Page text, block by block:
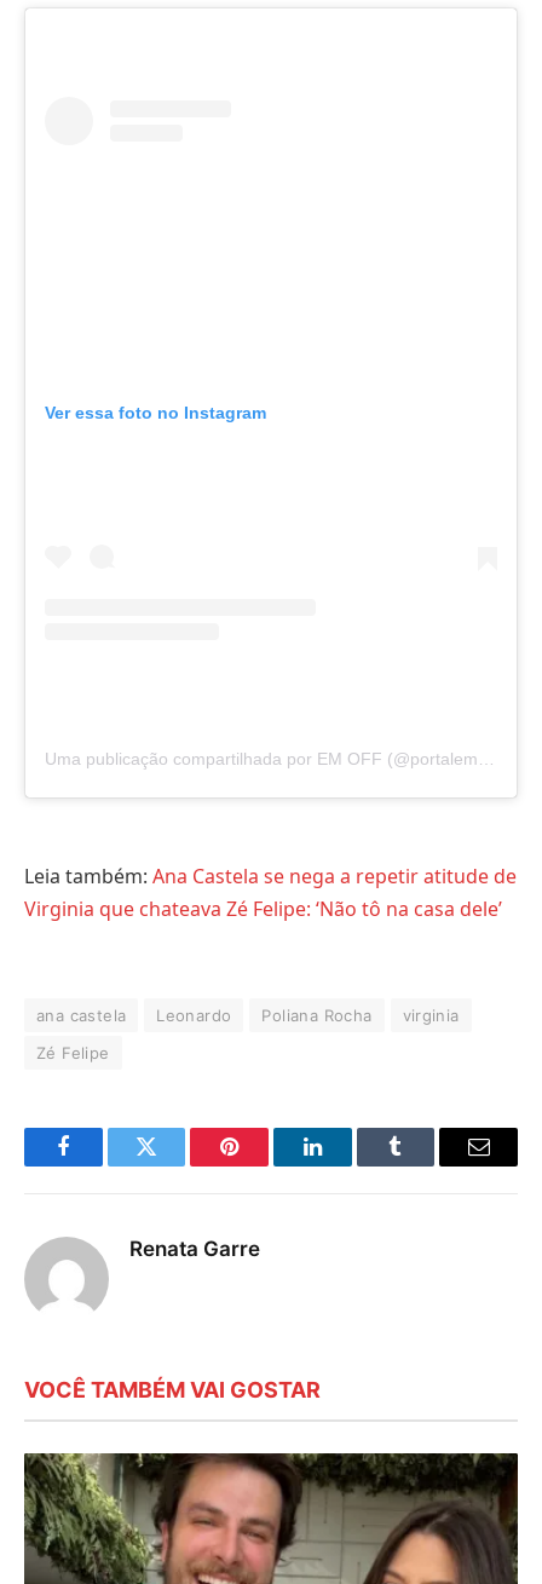
Ver essa foto no Instagram
Leia também: Ana Castela se nega a repetir atitude de
Virginia que chateava Zé Felipe: ‘Não tô na casa dele’
ana castela Leonardo Poliana Rocha
virginia
Zé Felipe
FacebookTwitter Pinterest LinkedInTumblr
E-
Renata Garre
VOCÊ TAMBÉM VAI GOSTAR